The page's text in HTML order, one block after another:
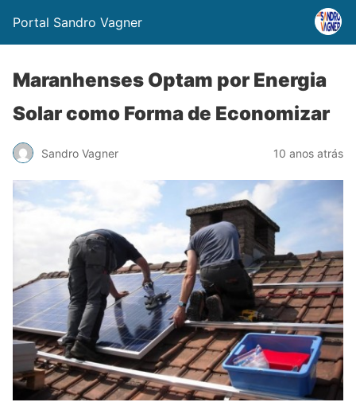
Portal Sandro Vagner
Maranhenses Optam por Energia
Solar como Forma de Economizar
Sandro Vagner 10 anos atrás